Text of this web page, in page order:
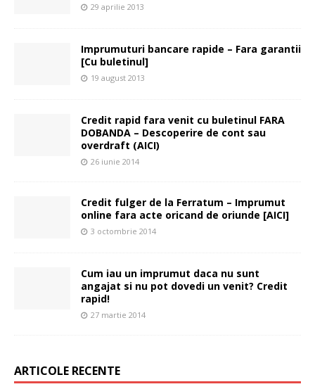
29 aprilie 2013
Imprumuturi bancare rapide – Fara garantii
[Cu buletinul]
19 august 2013
Credit rapid fara venit cu buletinul FARA
DOBANDA – Descoperire de cont sau
overdraft (AICI)
26 iunie 2014
Credit fulger de la Ferratum – Imprumut
online fara acte oricand de oriunde [AICI]
3 octombrie 2014
Cum iau un imprumut daca nu sunt
angajat si nu pot dovedi un venit? Credit
rapid!
27 martie 2014
ARTICOLE RECENTE